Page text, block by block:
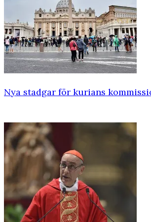
Nya stadgar för kurians